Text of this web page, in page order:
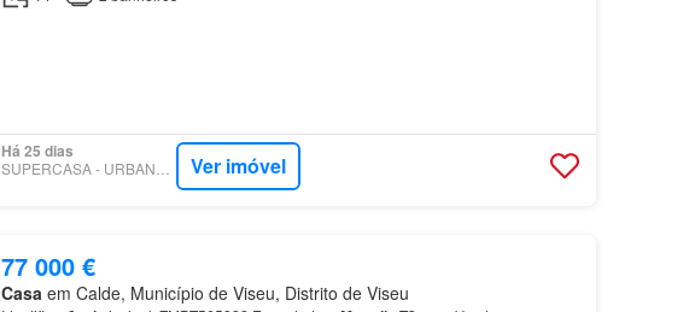
Há 25 dias
SUPERCASA - URBAN+ IMOBILIÁRIA Ver imóvel
77 000 €
Casa em Calde, Município de Viseu, Distrito de Viseu